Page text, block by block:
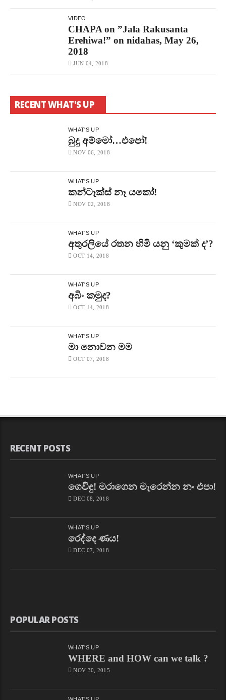
VIDEO
CHAPA on ”Jala Rakusanta
Erehiwa!” on nidahas, May 26,
2018
JUN 04, 2018
RECENT WHAT'S UP
WHAT'S UP
බුදු අම්මෝ…එපෝ!
NOV 06, 2018
WHAT'S UP
කන්ටෑක්ස් නෑ යකෝ!
NOV 02, 2018
WHAT'S UP
අතුරලියේ රතන හිමි යනු ‘කුමක් ද’?
OCT 14, 2018
WHAT'S UP
අබිං කමුද?
OCT 14, 2018
WHAT'S UP
මා නොවන මම
OCT 07, 2018
RECENT POSTS
WHAT'S UP
ගෙවිඳු! මරාගෙන මැරෙන්න නං එපා!
DEC 08, 2018
WHAT'S UP
රෙද්දෙ ණය!
DEC 07, 2018
POPULAR POSTS
WHAT'S UP
WHERE and HOW can we talk ?
NOV 30, 2015
WHAT'S UP